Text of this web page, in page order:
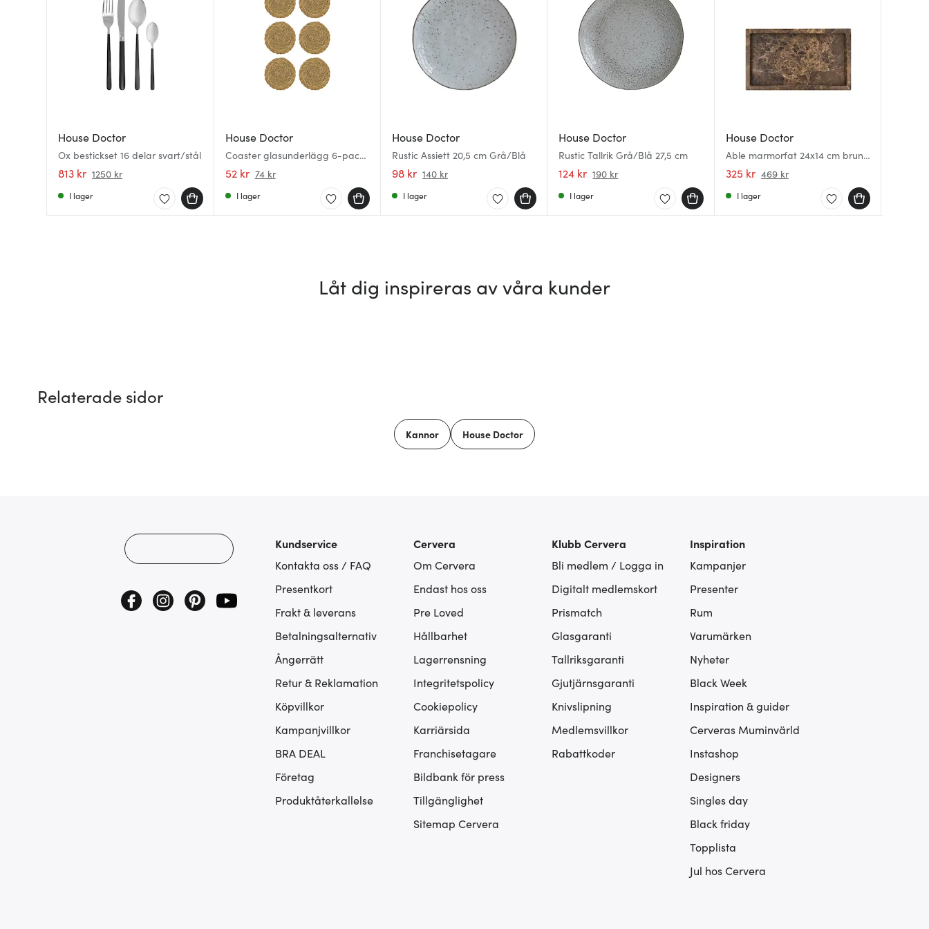
House Doctor
Ox bestickset 16 delar svart/stål
813 kr 1250 kr
I lager
House Doctor
Coaster glasunderlägg 6-pack
natur
52 kr 74 kr
I lager
House Doctor
Rustic Assiett 20,5 cm Grå/Blå
98 kr 140 kr
I lager
House Doctor
Rustic Tallrik Grå/Blå 27,5 cm
124 kr 190 kr
I lager
House Doctor
Able marmorfat 24x14 cm brun
marmor
325 kr 469 kr
I lager
Låt dig inspireras av våra kunder
Relaterade sidor
Kannor House Doctor
Kundservice
Kontakta oss / FAQ
Presentkort
Frakt & leverans
Betalningsalternativ
Ångerrätt
Retur & Reklamation
Köpvillkor
Kampanjvillkor
BRA DEAL
Företag
Produktåterkallelse
Cervera
Om Cervera
Endast hos oss
Pre Loved
Hållbarhet
Lagerrensning
Integritetspolicy
Cookiepolicy
Karriärsida
Franchisetagare
Bildbank för press
Tillgänglighet
Sitemap Cervera
Klubb Cervera
Bli medlem / Logga in
Digitalt medlemskort
Prismatch
Glasgaranti
Tallriksgaranti
Gjutjärnsgaranti
Knivslipning
Medlemsvillkor
Rabattkoder
Inspiration
Kampanjer
Presenter
Rum
Varumärken
Nyheter
Black Week
Inspiration & guider
Cerveras Muminvärld
Instashop
Designers
Singles day
Black friday
Topplista
Jul hos Cervera